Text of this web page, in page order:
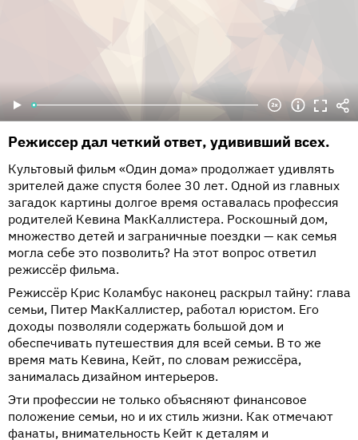
Режиссер дал четкий ответ, удививший всех.
Культовый фильм «Один дома» продолжает удивлять
зрителей даже спустя более 30 лет. Одной из главных
загадок картины долгое время оставалась профессия
родителей Кевина МакКаллистера. Роскошный дом,
множество детей и заграничные поездки — как семья
могла себе это позволить? На этот вопрос ответил
режиссёр фильма.
Режиссёр Крис Коламбус наконец раскрыл тайну: глава
семьи, Питер МакКаллистер, работал юристом. Его
доходы позволяли содержать большой дом и
обеспечивать путешествия для всей семьи. В то же
время мать Кевина, Кейт, по словам режиссёра,
занималась дизайном интерьеров.
Эти профессии не только объясняют финансовое
положение семьи, но и их стиль жизни. Как отмечают
фанаты, внимательность Кейт к деталям и